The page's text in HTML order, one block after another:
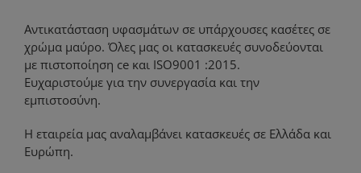
Αντικατάσταση υφασμάτων σε υπάρχουσες κασέτες σε
χρώμα μαύρο. Όλες μας οι κατασκευές συνοδεύονται
με πιστοποίηση ce και ISO9001 :2015.
Ευχαριστούμε για την συνεργασία και την
εμπιστοσύνη.
Η εταιρεία μας αναλαμβάνει κατασκευές σε Ελλάδα και
Ευρώπη.